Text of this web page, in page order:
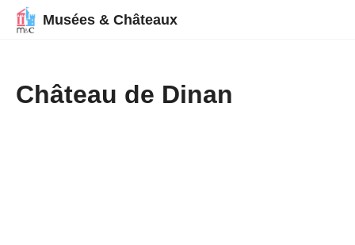
Musées & Châteaux
Château de Dinan